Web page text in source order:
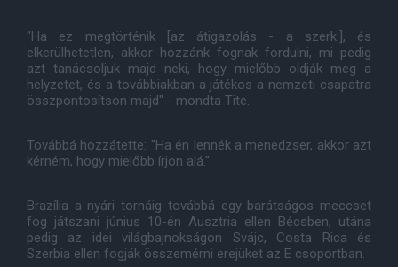
"Ha ez megtörténik [az átigazolás - a szerk.], és
elkerülhetetlen, akkor hozzánk fognak fordulni, mi pedig
azt tanácsoljuk majd neki, hogy mielőbb oldják meg a
helyzetet, és a továbbiakban a játékos a nemzeti csapatra
összpontosítson majd" - mondta Tite.
Továbbá hozzátette: "Ha én lennék a menedzser, akkor azt
kérném, hogy mielőbb írjon alá."
Brazília a nyári tornáig továbbá egy barátságos meccset
fog játszani június 10-én Ausztria ellen Bécsben, utána
pedig az idei világbajnokságon Svájc, Costa Rica és
Szerbia ellen fogják összemérni erejüket az E csoportban.